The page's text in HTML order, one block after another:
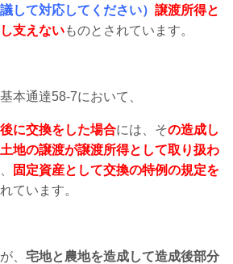
して対応してください） 譲渡所得と
支えないものとされています。
本通達58-7において、
に交換をした場合には、その造成し
地の譲渡が譲渡所得として取り扱わ
固定資産として交換の特例の規定を
ています。
、 宅地と農地を造成して造成後部分